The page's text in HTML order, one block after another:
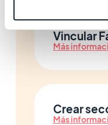
Vincular
Más
Crear
Más